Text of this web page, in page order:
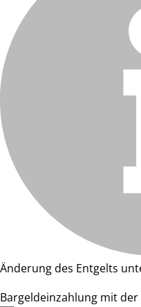
Änderung des Entgelts
Bargeldeinzahlung mit